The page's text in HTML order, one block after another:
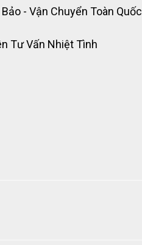
- Vận Chuyển Toàn Quốc
Tư Vấn Nhiệt Tình